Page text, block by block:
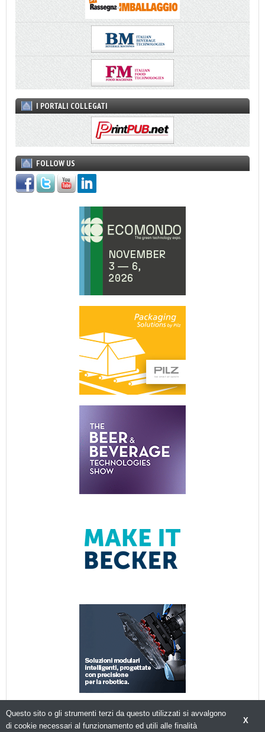
I PORTALI COLLEGATI
FOLLOW US
X
Questo sito o gli strumenti terzi da questo utilizzati si avvalgono
di cookie necessari al funzionamento ed utili alle finalità